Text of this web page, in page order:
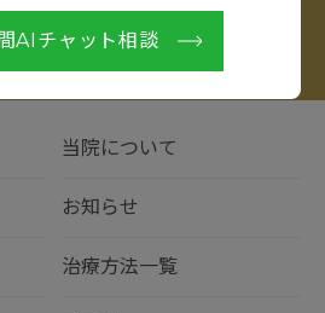
AIチャット相談
11:00〜20:00（フリーコール）
当院について
お知らせ
治療方法一覧